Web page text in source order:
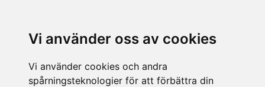
Vi använder oss av cookies
Vi använder cookies och andra
spårningsteknologier för att förbättra din